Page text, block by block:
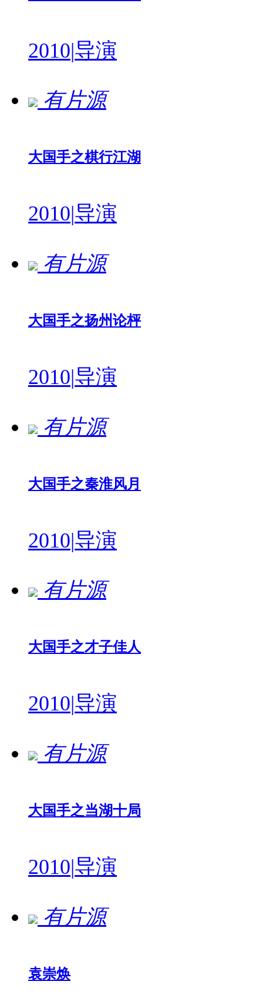
2010|导演
有片源
大国手之棋行江湖
2010|导演
有片源
大国手之扬州论枰
2010|导演
有片源
大国手之秦淮风月
2010|导演
有片源
大国手之才子佳人
2010|导演
有片源
大国手之当湖十局
2010|导演
有片源
袁崇焕